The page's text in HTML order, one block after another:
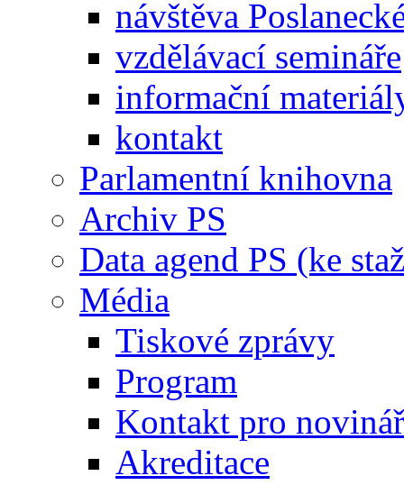
návštěva
vzdělávací semináře
informační
kontakt
Parlamentní knihovna
Archiv PS
Data agend PS (ke
Média
Tiskové zprávy
Program
Kontakt pro
Akreditace